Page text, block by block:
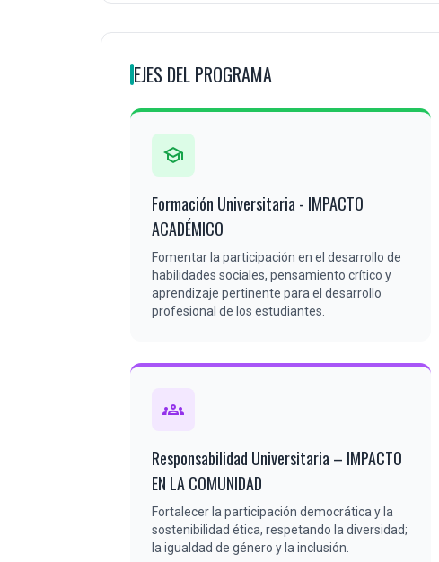
EJES DEL PROGRAMA
school
Formación Universitaria - IMPACTO
ACADÉMICO
Fomentar la participación en el desarrollo de
habilidades sociales, pensamiento crítico y
aprendizaje pertinente para el desarrollo
profesional de los estudiantes.
groups
Responsabilidad Universitaria – IMPACTO
EN LA COMUNIDAD
Fortalecer la participación democrática y la
sostenibilidad ética, respetando la diversidad;
la igualdad de género y la inclusión.